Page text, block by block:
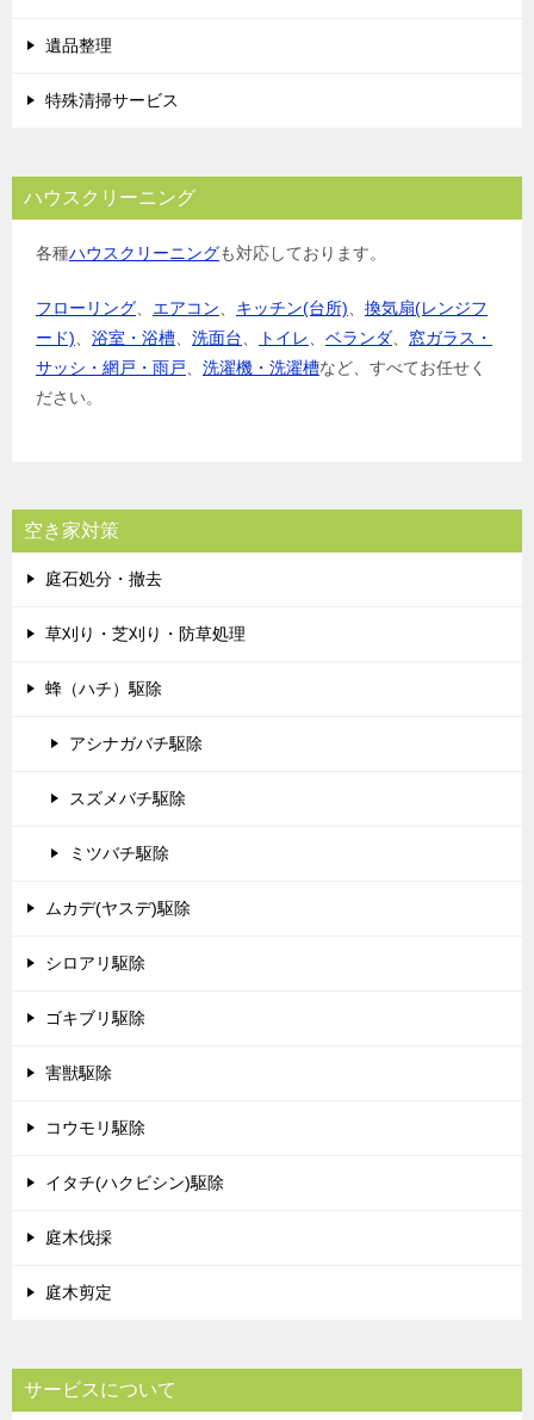
遺品整理
特殊清掃サービス
ハウスクリーニング
各種ハウスクリーニングも対応しております。
フローリング エアコン キッチン(台所)
換気扇(レンジフ
ード)
浴室・浴槽 洗面台 トイレ ベランダ
窓ガラス・
サッシ・網戸・雨戸
洗濯機・洗濯槽など、すべてお任せく
ださい。
空き家対策
庭石処分・撤去
草刈り・芝刈り・防草処理
蜂（ハチ）駆除
アシナガバチ駆除
スズメバチ駆除
ミツバチ駆除
ムカデ(ヤスデ)駆除
シロアリ駆除
ゴキブリ駆除
害獣駆除
コウモリ駆除
イタチ(ハクビシン)駆除
庭木伐採
庭木剪定
サービスについて